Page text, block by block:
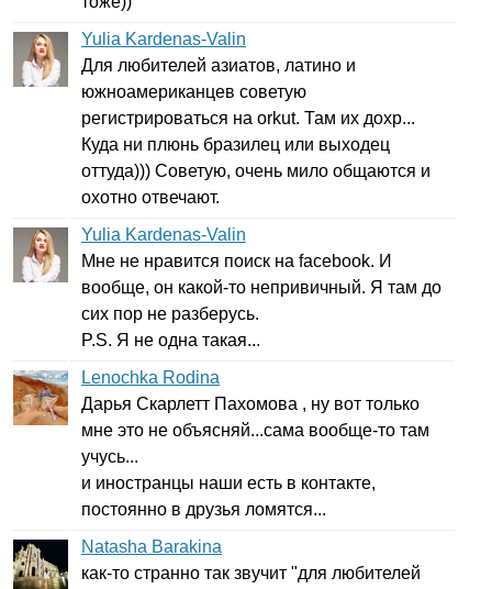
Yulia Kardenas-Valin
Для любителей азиатов, латино и
южноамериканцев советую
регистрироваться на orkut. Там их дохр...
Куда ни плюнь бразилец или выходец
оттуда))) Советую, очень мило общаются и
охотно отвечают.
Yulia Kardenas-Valin
Мне не нравится поиск на facebook. И
вообще, он какой-то непривичный. Я там до
сих пор не разберусь.
P.S. Я не одна такая...
Lenochka Rodina
Дарья Скарлетт Пахомова , ну вот только
мне это не объясняй...сама вообще-то там
учусь...
и иностранцы наши есть в контакте,
постоянно в друзья ломятся...
Natasha Barakina
как-то странно так звучит "для любителей